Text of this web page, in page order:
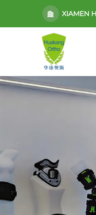
XIAMEN